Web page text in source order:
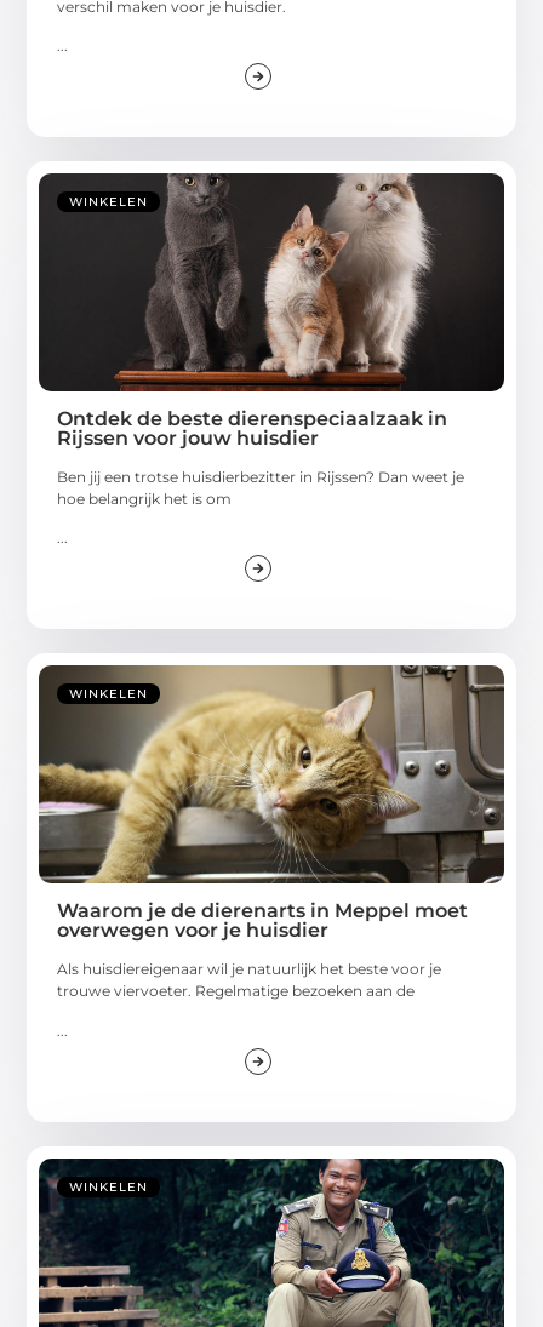
verschil maken voor je huisdier.
WINKELEN
Ontdek de beste dierenspeciaalzaak in
Rijssen voor jouw huisdier
Ben jij een trotse huisdierbezitter in Rijssen? Dan weet je
hoe belangrijk het is om
...
WINKELEN
Waarom je de dierenarts in Meppel moet
overwegen voor je huisdier
Als huisdiereigenaar wil je natuurlijk het beste voor je
trouwe viervoeter. Regelmatige bezoeken aan de
WINKELEN